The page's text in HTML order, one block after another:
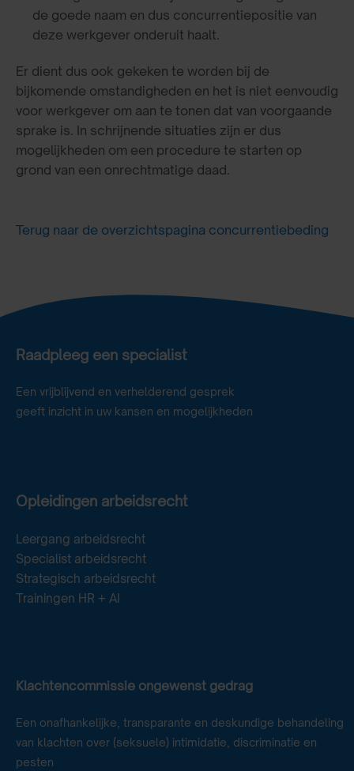
de goede naam en dus concurrentiepositie van
deze werkgever onderuit haalt.
Er dient dus ook gekeken te worden bij de
bijkomende omstandigheden en het is niet eenvoudig
voor werkgever om aan te tonen dat van voorgaande
sprake is. In schrijnende situaties zijn er dus
mogelijkheden om een procedure te starten op
grond van een onrechtmatige daad.
Terug naar de overzichtspagina concurrentiebeding
Raadpleeg een specialist
Een vrijblijvend en verhelderend gesprek
geeft inzicht in uw kansen en mogelijkheden
Opleidingen arbeidsrecht
Leergang arbeidsrecht
Specialist arbeidsrecht
Strategisch arbeidsrecht
Trainingen HR + AI
Klachtencommissie ongewenst gedrag
Een onafhankelijke, transparante en deskundige behandeling
van klachten over (seksuele) intimidatie, discriminatie en
pesten